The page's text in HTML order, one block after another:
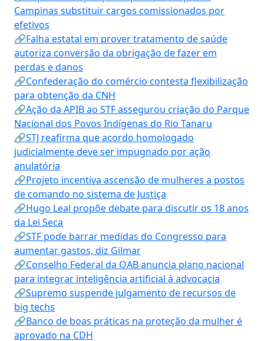
Campinas substituir cargos comissionados por
efetivos
🔗Falha estatal em prover tratamento de saúde
autoriza conversão da obrigação de fazer em
perdas e danos
🔗Confederação do comércio contesta flexibilização
para obtenção da CNH
🔗Ação da APIB ao STF assegurou criação do Parque
Nacional dos Povos Indígenas do Rio Tanaru
🔗STJ reafirma que acordo homologado
judicialmente deve ser impugnado por ação
anulatória
🔗Projeto incentiva ascensão de mulheres a postos
de comando no sistema de Justiça
🔗Hugo Leal propõe debate para discutir os 18 anos
da Lei Seca
🔗STF pode barrar medidas do Congresso para
aumentar gastos, diz Gilmar
🔗Conselho Federal da OAB anuncia plano nacional
para integrar inteligência artificial à advocacia
🔗Supremo suspende julgamento de recursos de
big techs
🔗Banco de boas práticas na proteção da mulher é
aprovado na CDH